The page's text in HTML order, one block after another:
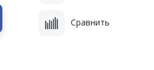
Сравнить